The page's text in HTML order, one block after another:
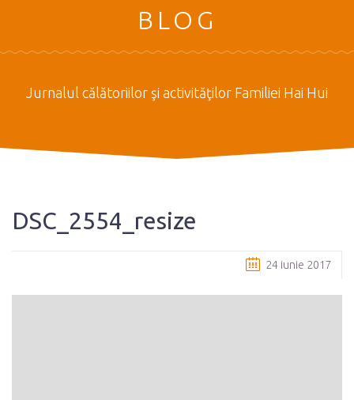
BLOG
Jurnalul călătoriilor şi activităţilor Familiei Hai Hui
DSC_2554_resize
24 iunie 2017